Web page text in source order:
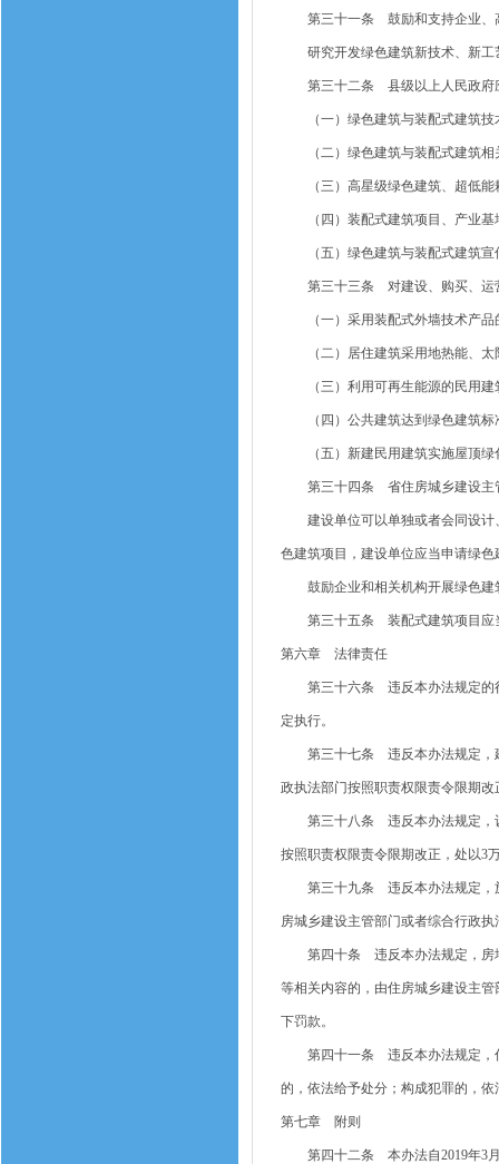
第三十一条 鼓励和支持企业、高
研究开发绿色建筑新技术、新工
第三十二条 县级以上人民政府应
（一）绿色建筑与装配式建筑技
（二）绿色建筑与装配式建筑相
（三）高星级绿色建筑、超低能
（四）装配式建筑项目、产业基
（五）绿色建筑与装配式建筑宣
第三十三条 对建设、购买、运
（一）采用装配式外墙技术产品
（二）居住建筑采用地热能、太
（三）利用可再生能源的民用建
（四）公共建筑达到绿色建筑标
（五）新建民用建筑实施屋顶绿
第三十四条 省住房城乡建设主管
建设单位可以单独或者会同设计
色建筑项目，建设单位应当申请绿色
鼓励企业和相关机构开展绿色建
第三十五条 装配式建筑项目应当
第六章 法律责任
第三十六条 违反本办法规定的行
定执行。
第三十七条 违反本办法规定，建
政执法部门按照职责权限责令限期
第三十八条 违反本办法规定，设
按照职责权限责令限期改正，处以3
第三十九条 违反本办法规定，施
房城乡建设主管部门或者综合行政
第四十条 违反本办法规定，房地
等相关内容的，由住房城乡建设主
下罚款。
第四十一条 违反本办法规定，住
的，依法给予处分；构成犯罪的，依
第七章 附则
第四十二条 本办法自2019年3月